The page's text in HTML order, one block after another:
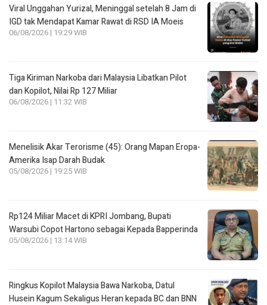
Viral Unggahan Yurizal, Meninggal setelah 8 Jam di
IGD tak Mendapat Kamar Rawat di RSD IA Moeis
06/08/2026 | 19:29 WIB
Tiga Kiriman Narkoba dari Malaysia Libatkan Pilot
dan Kopilot, Nilai Rp 127 Miliar
06/08/2026 | 11:32 WIB
Menelisik Akar Terorisme (45): Orang Mapan Eropa-
Amerika Isap Darah Budak
05/08/2026 | 19:25 WIB
Rp124 Miliar Macet di KPRI Jombang, Bupati
Warsubi Copot Hartono sebagai Kepada Bapperinda
05/08/2026 | 13:14 WIB
Ringkus Kopilot Malaysia Bawa Narkoba, Datul
Husein Kagum Sekaligus Heran kepada BC dan BNN